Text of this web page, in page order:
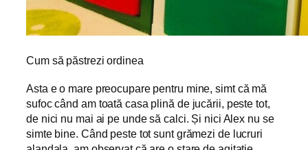
Cum să păstrezi ordinea
Asta e o mare preocupare pentru mine, simt că mă
sufoc când am toată casa plină de jucării, peste tot,
de nici nu mai ai pe unde să calci. Și nici Alex nu se
simte bine. Când peste tot sunt grămezi de lucruri